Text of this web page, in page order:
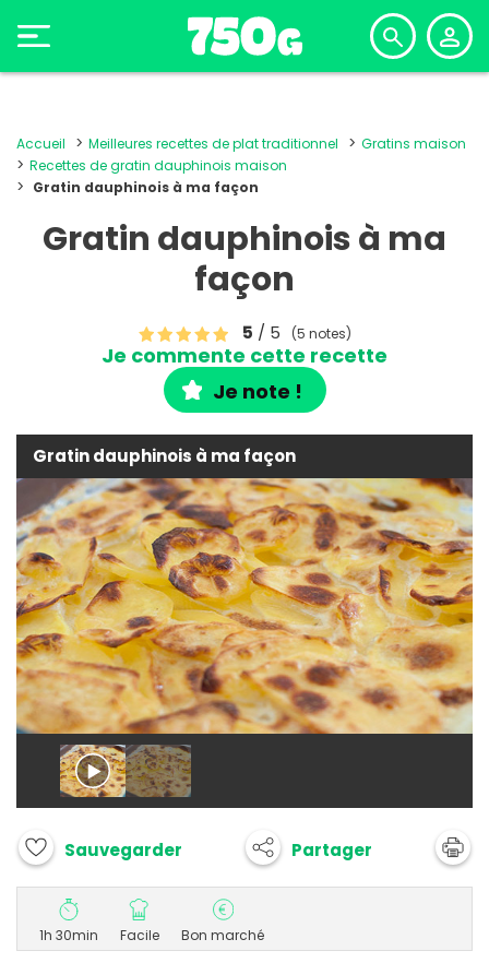
Accueil Meilleures recettes de plat traditionnel
Gratins maison
Recettes de gratin dauphinois maison
Gratin dauphinois à ma façon
Gratin dauphinois à ma
façon
5 / 5 (5 notes)
Je commente cette recette
Je note !
Gratin dauphinois à ma façon
Sauvegarder Partager
1h 30min Facile Bon marché